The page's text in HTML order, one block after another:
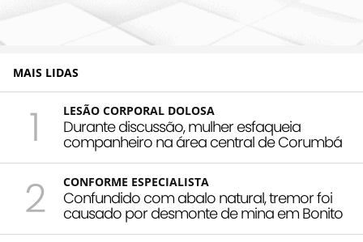
MAIS LIDAS
1 LESÃO CORPORAL DOLOSA
Durante discussão, mulher esfaqueia
companheiro na área central de Corumbá
2 CONFORME ESPECIALISTA
Confundido com abalo natural, tremor foi
causado por desmonte de mina em Bonito